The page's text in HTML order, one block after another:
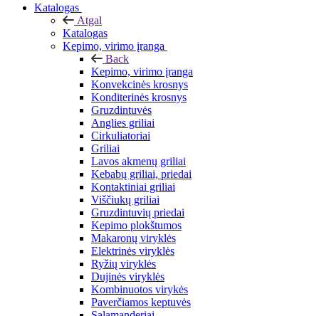
Katalogas
Atgal
Katalogas
Kepimo, virimo įranga
Back
Kepimo, virimo įranga
Konvekcinės krosnys
Konditerinės krosnys
Gruzdintuvės
Anglies griliai
Cirkuliatoriai
Griliai
Lavos akmenų griliai
Kebabų griliai, priedai
Kontaktiniai griliai
Viščiukų griliai
Gruzdintuvių priedai
Kepimo plokštumos
Makaronų viryklės
Elektrinės viryklės
Ryžių viryklės
Dujinės viryklės
Kombinuotos virykės
Paverčiamos keptuvės